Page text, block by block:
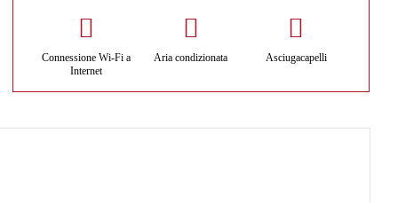
Connessione Wi-Fi a
Internet
Aria condizionata Asciugacapelli